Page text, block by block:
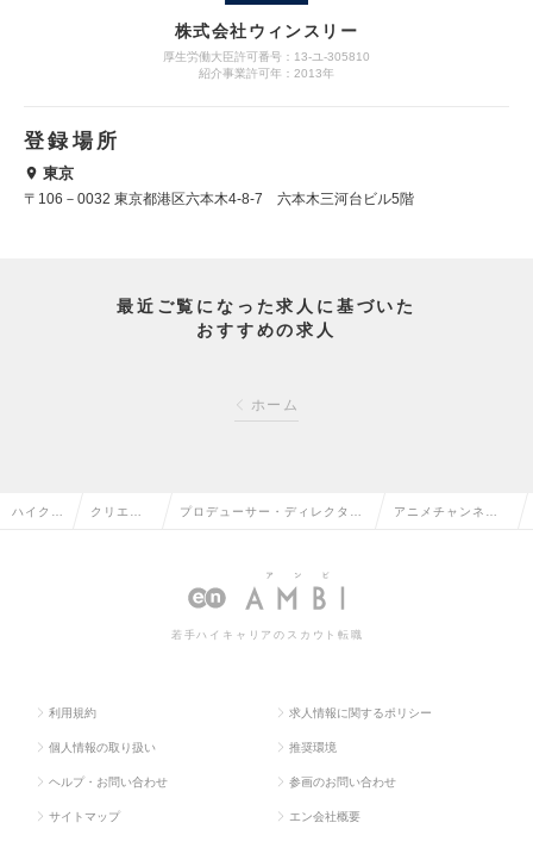
株式会社ウィンスリー
厚生労働大臣許可番号：13-ユ-305810
紹介事業許可年：2013年
登録場所
東京
〒106－0032 東京都港区六本木4-8-7 六本木三河台ビル5階
最近ご覧になった求人に基づいた
おすすめの求人
ホーム
ハイクラ クリエイ プロデューサー・ディレクター
連）の転職
アニメチャンネル
若手ハイキャリアのスカウト転職
利用規約 求人情報に関するポリシー
個人情報の取り扱い 推奨環境
ヘルプ・お問い合わせ 参画のお問い合わせ
サイトマップ エン会社概要